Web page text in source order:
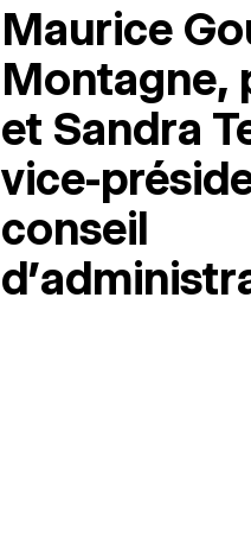
Maurice
Montagne,
et Sandra
vice-
conseil